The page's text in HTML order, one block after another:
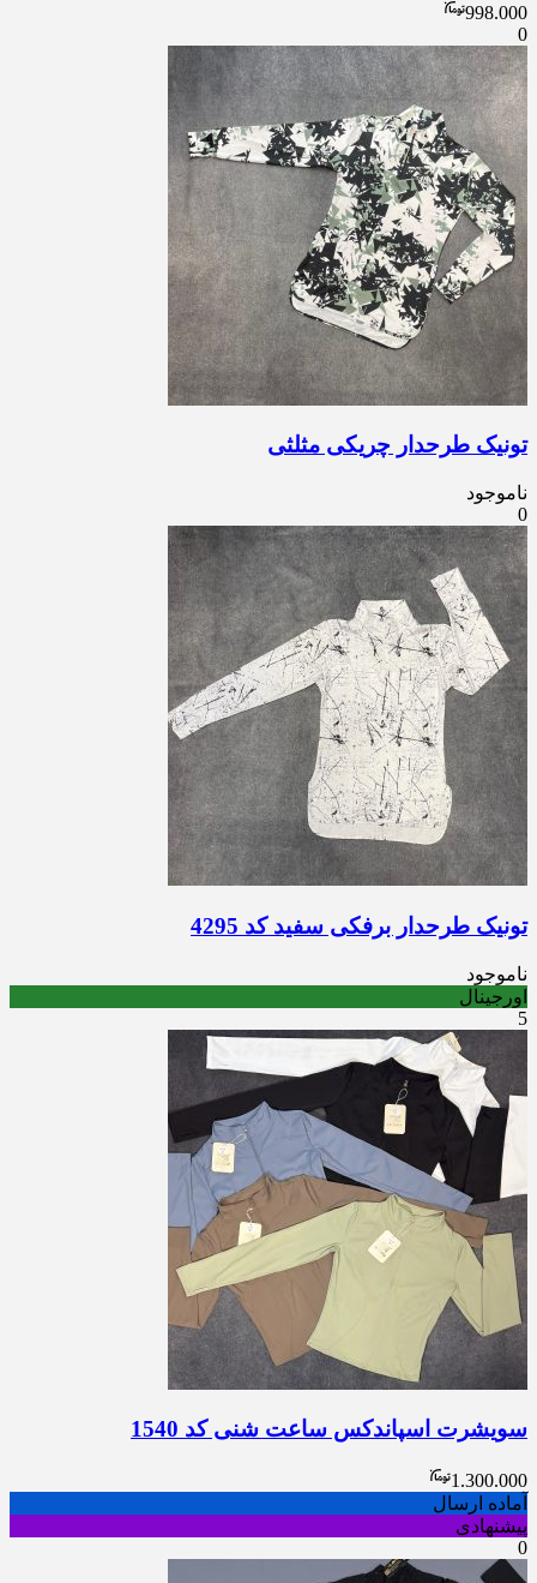
998.000
0
تونیک طرحدار چریکی مثلثی
ناموجود
0
تونیک طرحدار برفکی سفید کد 4295
ناموجود
اورجینال
5
سویشرت اسپاندکس ساعت شنی کد 1540
1.300.000
آماده ارسال
پیشنهادی
0